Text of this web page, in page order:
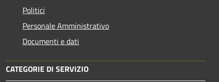
Politici
Personale Amministrativo
Documenti e dati
CATEGORIE DI SERVIZIO